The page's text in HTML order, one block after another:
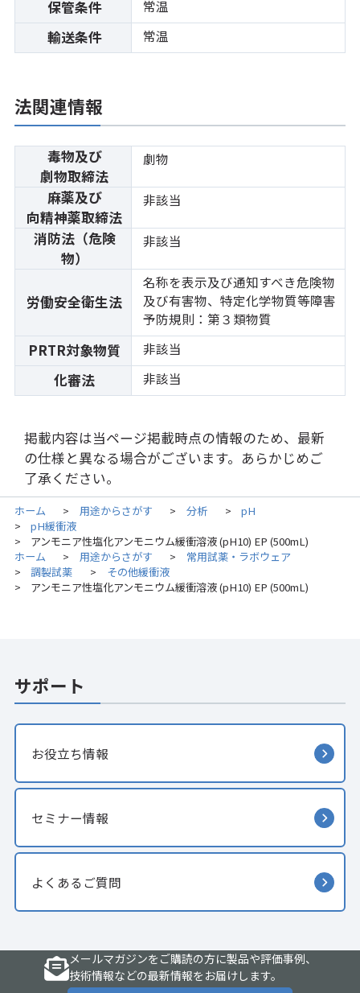
保管条件 常温
輸送条件 常温
法関連情報
毒物及び
劇物取締法
劇物
麻薬及び
向精神薬取締法
非該当
消防法（危険
物）
非該当
労働安全衛生法
名称を表示及び通知すべき危険物
及び有害物、特定化学物質等障害
予防規則：第３類物質
PRTR対象物質 非該当
化審法 非該当
掲載内容は当ページ掲載時点の情報のため、最新
の仕様と異なる場合がございます。あらかじめご
了承ください。
ホーム > 用途からさがす > 分析 > pH
> pH緩衝液
>
アンモニア性塩化アンモニウム緩衝溶液 (pH10) EP (500mL)
ホーム
> 用途からさがす > 常用試薬・ラボウェア
> 調製試薬 > その他緩衝液
> アンモニア性塩化アンモニウム緩衝溶液 (pH10) EP (500mL)
サポート
お役立ち情報
セミナー情報
よくあるご質問
メールマガジンをご購読の方に製品や評価事例、
技術情報などの最新情報をお届けします。